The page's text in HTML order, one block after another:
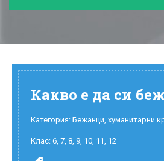
Какво е да си
Категория: Бежанци, хуманитарни
Клас: 6, 7, 8, 9, 10, 11, 12